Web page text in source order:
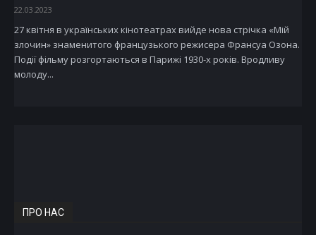
22.03.2023
27 квітня в українських кінотеатрах вийде нова стрічка «Мій
злочин» знаменитого французького режисера Франсуа Озона.
Події фільму розгортаються в Парижі 1930-х років. Вродливу
молоду...
ПРО НАС